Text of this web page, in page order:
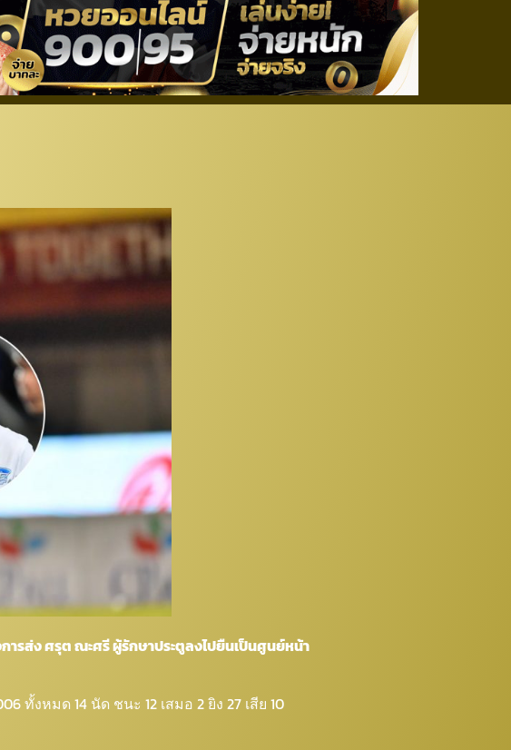
ารส่ง ศรุต ณะศรี ผู้รักษาประตูลงไปยืนเป็นศูนย์หน้า
ทั้งหมด 14 นัด ชนะ 12 เสมอ 2 ยิง 27 เสีย 10